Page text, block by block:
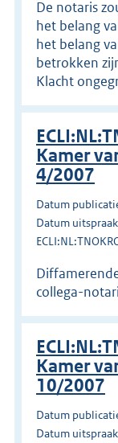
De notaris
het belang
het belang
betrokken
Klacht
Kamer
4/2007
Datum
Datum
collega-
Kamer
10/2007
Datum
Datum